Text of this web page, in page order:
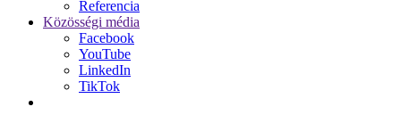
Referencia
Közösségi média
Facebook
YouTube
LinkedIn
TikTok